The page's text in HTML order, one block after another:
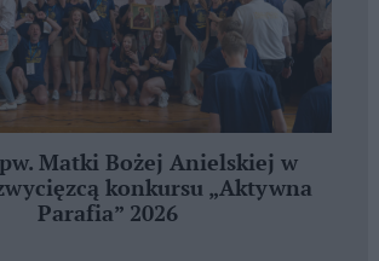
Matki Bożej Anielskiej w
konkursu „Aktywna
Parafia” 2026